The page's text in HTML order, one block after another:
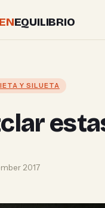
ENEQUILIBRIO
Y SILUETA
2017